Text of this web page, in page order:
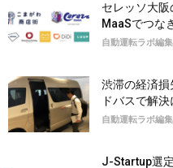
セレッソ大
MaaSでつな
自動運転ラボ編
渋滞の経済
ドバスで解
自動運転ラボ編
J-Startup選